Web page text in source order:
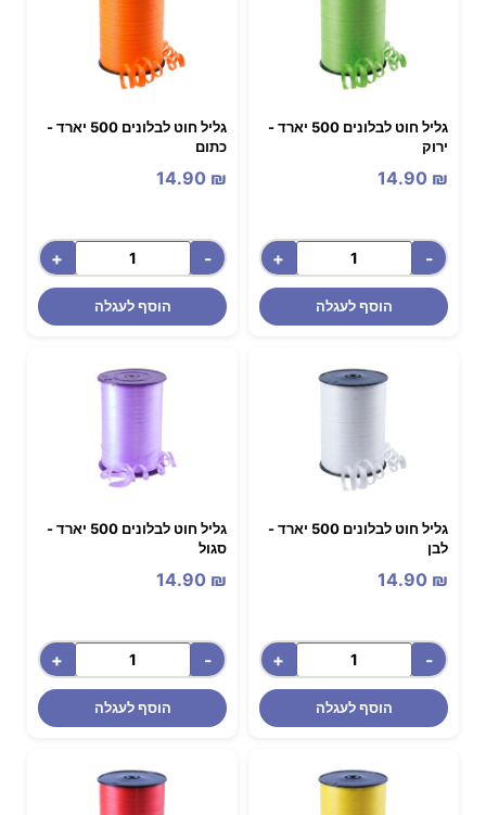
גליל חוט לבלונים 500 יארד -
ירוק
14.90 ₪
-
+
הוסף לעגלה
גליל חוט לבלונים 500 יארד -
כתום
14.90 ₪
-
+
הוסף לעגלה
גליל חוט לבלונים 500 יארד -
לבן
14.90 ₪
-
+
הוסף לעגלה
גליל חוט לבלונים 500 יארד -
סגול
14.90 ₪
-
+
הוסף לעגלה